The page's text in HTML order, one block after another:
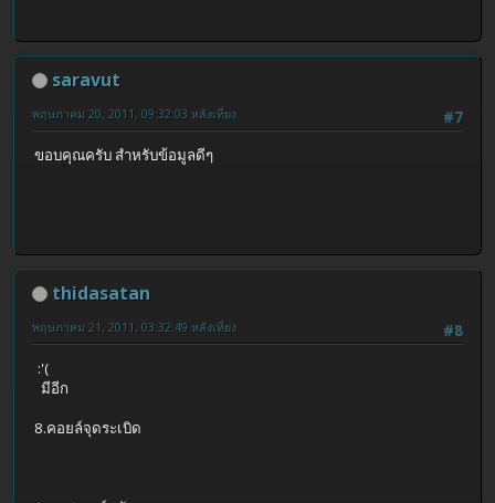
saravut
#7
พฤษภาคม 20, 2011, 09:32:03 หลังเที่ยง
ขอบคุณครับ สำหรับข้อมูลดีๆ
thidasatan
#8
พฤษภาคม 21, 2011, 03:32:49 หลังเที่ยง
:'(
มีอีก
8.คอยล์จุดระเบิด